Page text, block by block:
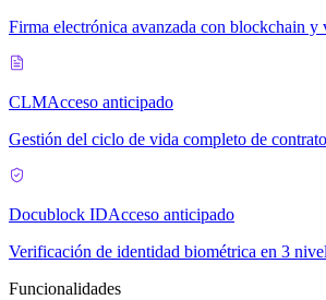
Firma electrónica avanzada con blockchain y
CLMAcceso anticipado
Gestión del ciclo de vida completo de
Docublock IDAcceso anticipado
Verificación de identidad biométrica en 3
Funcionalidades